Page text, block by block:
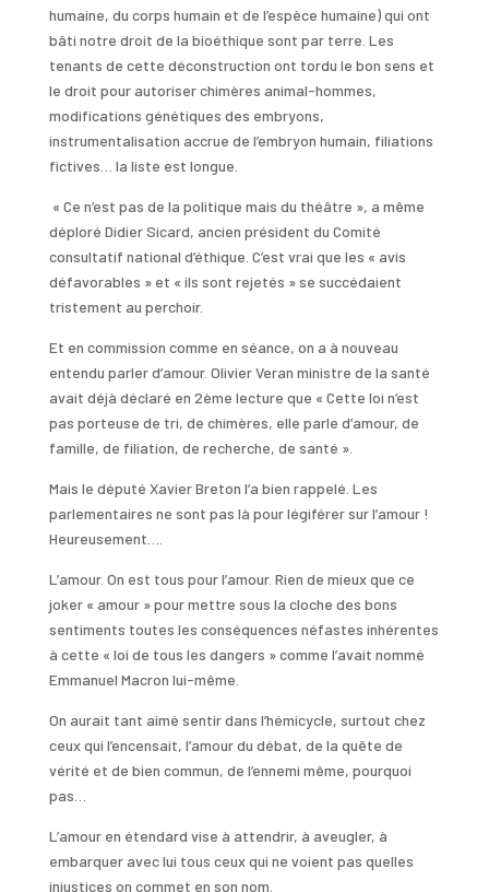
humaine, du corps humain et de l’espèce humaine) qui ont
bâti notre droit de la bioéthique sont par terre. Les
tenants de cette déconstruction ont tordu le bon sens et
le droit pour autoriser chimères animal-hommes,
modifications génétiques des embryons,
instrumentalisation accrue de l’embryon humain, filiations
fictives… la liste est longue.
« Ce n’est pas de la politique mais du théâtre », a même
déploré Didier Sicard, ancien président du Comité
consultatif national d’éthique. C’est vrai que les « avis
défavorables » et « ils sont rejetés » se succédaient
tristement au perchoir.
Et en commission comme en séance, on a à nouveau
entendu parler d’amour. Olivier Veran ministre de la santé
avait déjà déclaré en 2ème lecture que « Cette loi n’est
pas porteuse de tri, de chimères, elle parle d’amour, de
famille, de filiation, de recherche, de santé ».
Mais le député Xavier Breton l’a bien rappelé. Les
parlementaires ne sont pas là pour légiférer sur l’amour !
Heureusement….
L’amour. On est tous pour l’amour. Rien de mieux que ce
joker « amour » pour mettre sous la cloche des bons
sentiments toutes les conséquences néfastes inhérentes
à cette « loi de tous les dangers » comme l’avait nommé
Emmanuel Macron lui-même.
On aurait tant aimé sentir dans l’hémicycle, surtout chez
ceux qui l’encensait, l’amour du débat, de la quête de
vérité et de bien commun, de l’ennemi même, pourquoi
pas…
L’amour en étendard vise à attendrir, à aveugler, à
embarquer avec lui tous ceux qui ne voient pas quelles
injustices on commet en son nom.